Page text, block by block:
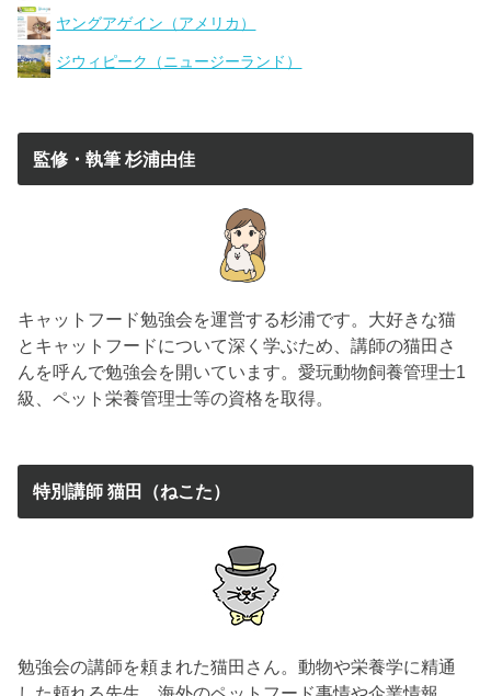
ヤングアゲイン（アメリカ）
ジウィピーク（ニュージーランド）
監修・執筆 杉浦由佳
キャットフード勉強会を運営する杉浦です。大好きな猫
とキャットフードについて深く学ぶため、講師の猫田さ
んを呼んで勉強会を開いています。愛玩動物飼養管理士1
級、ペット栄養管理士等の資格を取得。
特別講師 猫田（ねこた）
勉強会の講師を頼まれた猫田さん。動物や栄養学に精通